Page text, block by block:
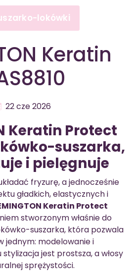
lokówki
Keratin
22 cze 2026
Keratin Protect
suszarka,
i pielęgnuje
fryzurę, a jednocześnie
gładkich, elastycznych i
Keratin Protect
stworzonym właśnie do
suszarka, która pozwala
jednym: modelowanie i
stylizacja jest prostsza, a włosy
sprężystości.